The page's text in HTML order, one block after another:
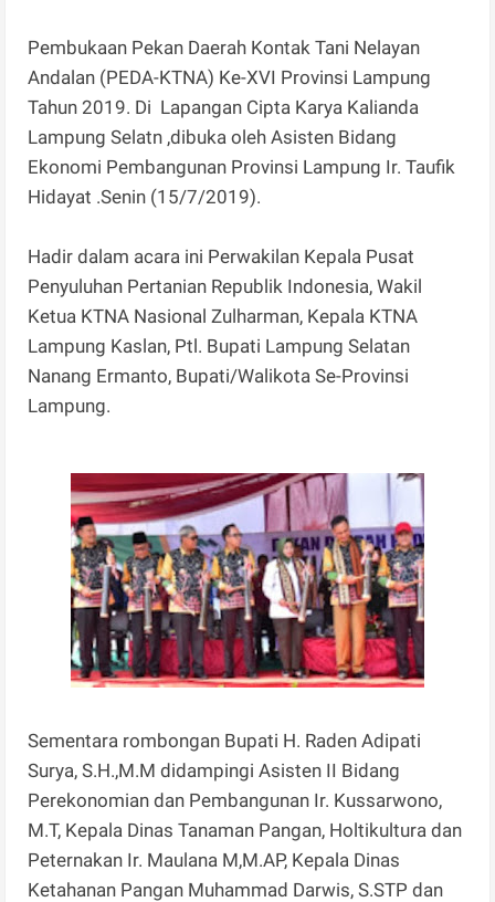
Pembukaan Pekan Daerah Kontak Tani Nelayan
Andalan (PEDA-KTNA) Ke-XVI Provinsi Lampung
Tahun 2019. Di Lapangan Cipta Karya Kalianda
Lampung Selatn ,dibuka oleh Asisten Bidang
Ekonomi Pembangunan Provinsi Lampung Ir. Taufik
Hidayat .Senin (15/7/2019).
Hadir dalam acara ini Perwakilan Kepala Pusat
Penyuluhan Pertanian Republik Indonesia, Wakil
Ketua KTNA Nasional Zulharman, Kepala KTNA
Lampung Kaslan, Ptl. Bupati Lampung Selatan
Nanang Ermanto, Bupati/Walikota Se-Provinsi
Lampung.
Sementara rombongan Bupati H. Raden Adipati
Surya, S.H.,M.M didampingi Asisten II Bidang
Perekonomian dan Pembangunan Ir. Kussarwono,
M.T, Kepala Dinas Tanaman Pangan, Holtikultura dan
Peternakan Ir. Maulana M,M.AP, Kepala Dinas
Ketahanan Pangan Muhammad Darwis, S.STP dan